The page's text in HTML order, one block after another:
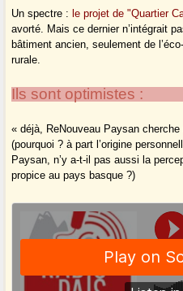
Un spectre : le projet de "Quartier
avorté. Mais ce dernier n’intégrait
bâtiment ancien, seulement de
rurale.
Ils sont optimistes :
« déjà, ReNouveau Paysan
(pourquoi ? à part l’origine
Paysan, n’y a-t-il pas aussi la
propice au pays basque ?)